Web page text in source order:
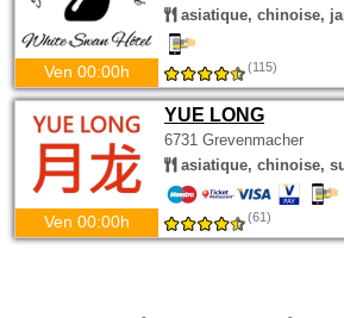
asiatique, chinoise,
Ven 00:00h (115)
YUE LONG
6731 Grevenmacher
asiatique, chinoise,
Ven 00:00h (61)